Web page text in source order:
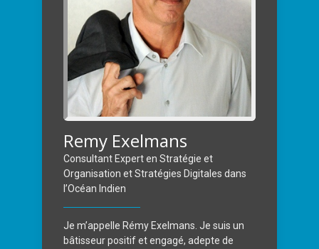
Remy Exelmans
Consultant Expert en Stratégie et
Organisation et Stratégies Digitales dans
l’Océan Indien
Je m’appelle Rémy Exelmans. Je suis un
bâtisseur positif et engagé, adepte de